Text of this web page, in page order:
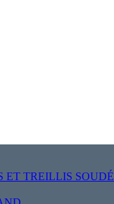
ET TREILLIS SOUDÉ